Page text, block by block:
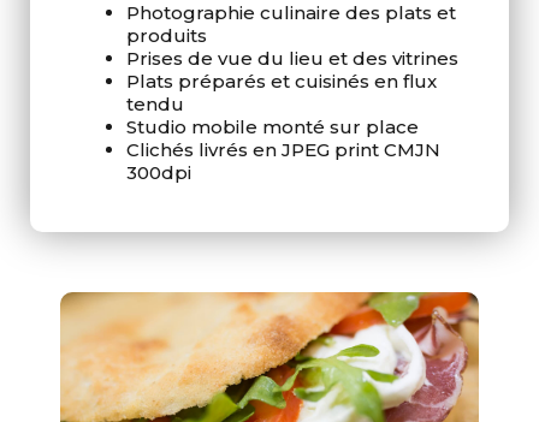
Photographie culinaire des plats et
produits
Prises de vue du lieu et des vitrines
Plats préparés et cuisinés en flux
tendu
Studio mobile monté sur place
Clichés livrés en JPEG print CMJN
300dpi